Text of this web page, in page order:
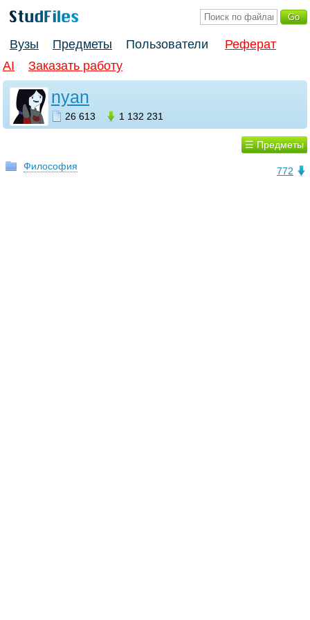
Вузы Предметы Пользователи
Реферат
AI
Заказать работу
nyan
26 613 1 132 231
☰ Предметы
772
Философия